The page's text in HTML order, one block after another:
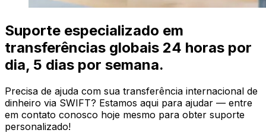
Suporte especializado em
transferências globais 24 horas por
dia, 5 dias por semana.
Precisa de ajuda com sua transferência internacional de
dinheiro via SWIFT? Estamos aqui para ajudar — entre
em contato conosco hoje mesmo para obter suporte
personalizado!